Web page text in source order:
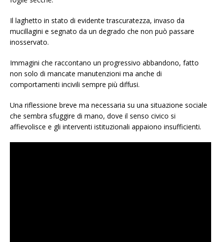
Il laghetto in stato di evidente trascuratezza, invaso da
mucillagini e segnato da un degrado che non può passare
inosservato.
Immagini che raccontano un progressivo abbandono, fatto
non solo di mancate manutenzioni ma anche di
comportamenti incivili sempre più diffusi.
Una riflessione breve ma necessaria su una situazione sociale
che sembra sfuggire di mano, dove il senso civico si
affievolisce e gli interventi istituzionali appaiono insufficienti.